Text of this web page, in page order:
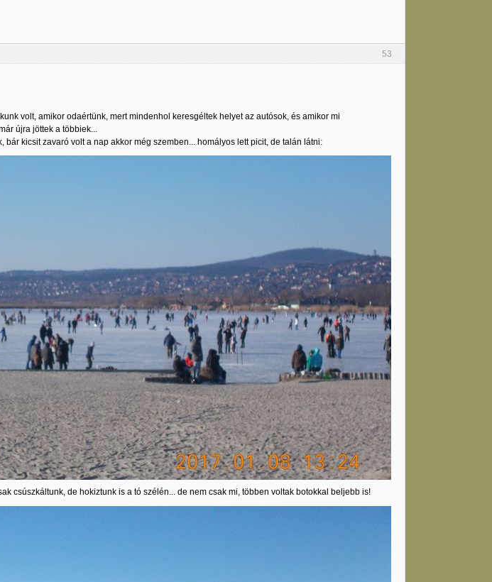
53
volt, amikor odaértünk, mert mindenhol keresgéltek helyet az autósok, és amikor mi
újra jöttek a többiek...
kicsit zavaró volt a nap akkor még szemben... homályos lett picit, de talán látni:
csúszkáltunk, de hokiztunk is a tó szélén... de nem csak mi, többen voltak botokkal beljebb is!